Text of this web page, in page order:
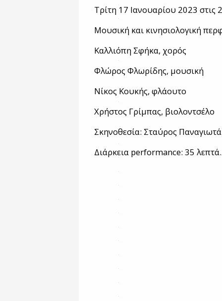
Τρίτη 17 Ιανουαρίου 2023 στις
Μουσική και κινησιολογική
Καλλιόπη Σφήκα, χορός
Φλώρος Φλωρίδης, μουσική
Νίκος Κουκής, φλάουτο
Χρήστος Γρίμπας, βιολοντσέλο
Σκηνοθεσία: Σταύρος
Διάρκεια performance: 35 λεπτά.